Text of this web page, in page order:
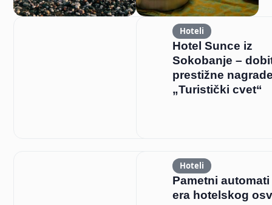
Hoteli
Hotel Sunce iz
Sokobanje –
prestižne
„Turistički cvet“
Hoteli
Pametni
era hotelskog